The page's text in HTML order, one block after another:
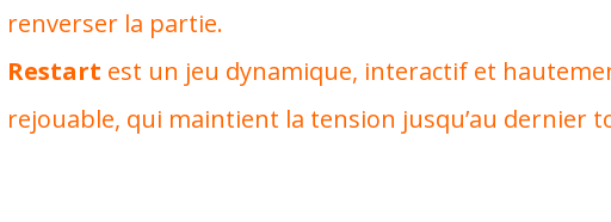
renverser la partie.
Restart est un jeu dynamique, interactif et
rejouable, qui maintient la tension jusqu’au dernier